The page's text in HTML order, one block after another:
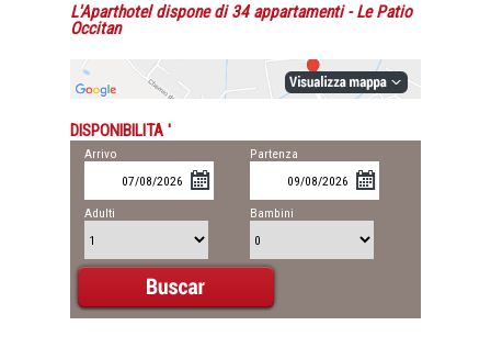
L'Aparthotel dispone di 34 appartamenti- Le Patio
Occitan
DISPONIBILITA '
Arrivo Partenza
Adulti Bambini